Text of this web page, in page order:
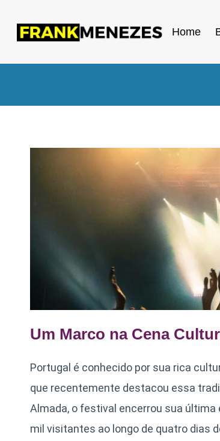
Home
Um Marco na Cena
Portugal é conhecido por sua rica
que recentemente destacou essa
Almada, o festival encerrou sua
mil visitantes ao longo de quatro dias